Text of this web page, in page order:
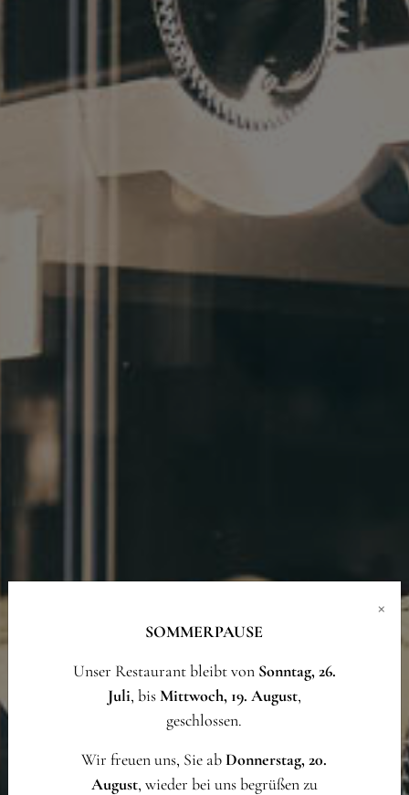
×
SOMMERPAUSE
Unser Restaurant bleibt von Sonntag, 26.
Juli, bisMittwoch, 19. August,
geschlossen.
Wir freuen uns, Sie abDonnerstag, 20.
August, wieder bei uns begrüßen zu